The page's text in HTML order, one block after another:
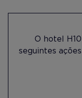
O hotel
seguintes